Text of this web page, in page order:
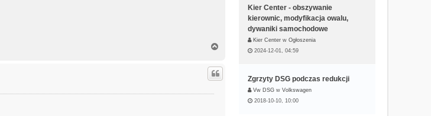
g
r
Kier Center - obszywanie
kierownic, modyfikacja owalu,
dywaniki samochodowe
Kier Center w Ogłoszenia
2024-12-01, 04:59
Zgrzyty DSG podczas redukcji
Vw DSG w Volkswagen
2018-10-10, 10:00